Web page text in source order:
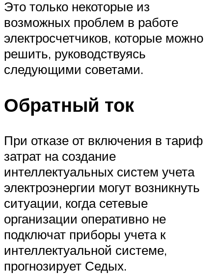
Это только некоторые из
возможных проблем в работе
электросчетчиков, которые можно
решить, руководствуясь
следующими советами.
Обратный ток
При отказе от включения в тариф
затрат на создание
интеллектуальных систем учета
электроэнергии могут возникнуть
ситуации, когда сетевые
организации оперативно не
подключат приборы учета к
интеллектуальной системе,
прогнозирует Седых.